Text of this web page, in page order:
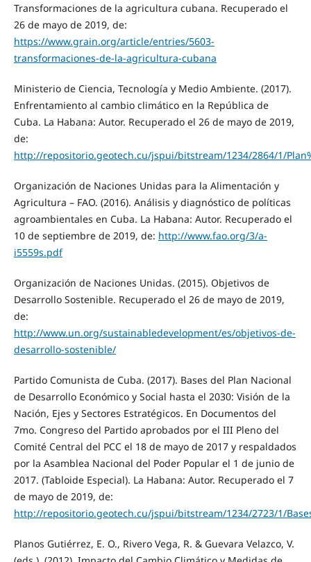
Transformaciones de la agricultura cubana. Recuperado el
26 de mayo de 2019, de:
https://www.grain.org/article/entries/5603-
transformaciones-de-la-agricultura-cubana
Ministerio de Ciencia, Tecnología y Medio Ambiente. (2017).
Enfrentamiento al cambio climático en la República de
Cuba. La Habana: Autor. Recuperado el 26 de mayo de 2019,
de:
http://repositorio.geotech.cu/jspui/bitstream/1234/2864/1/
Organización de Naciones Unidas para la Alimentación y
Agricultura – FAO. (2016). Análisis y diagnóstico de políticas
agroambientales en Cuba. La Habana: Autor. Recuperado el
10 de septiembre de 2019, de: http://www.fao.org/3/a-
i5559s.pdf
Organización de Naciones Unidas. (2015). Objetivos de
Desarrollo Sostenible. Recuperado el 26 de mayo de 2019,
de:
http://www.un.org/sustainabledevelopment/es/objetivos-de-
desarrollo-sostenible/
Partido Comunista de Cuba. (2017). Bases del Plan Nacional
de Desarrollo Económico y Social hasta el 2030: Visión de la
Nación, Ejes y Sectores Estratégicos. En Documentos del
7mo. Congreso del Partido aprobados por el III Pleno del
Comité Central del PCC el 18 de mayo de 2017 y respaldados
por la Asamblea Nacional del Poder Popular el 1 de junio de
2017. (Tabloide Especial). La Habana: Autor. Recuperado el 7
de mayo de 2019, de:
http://repositorio.geotech.cu/jspui/bitstream/1234/2723/1/
Planos Gutiérrez, E. O., Rivero Vega, R. & Guevara Velazco, V.